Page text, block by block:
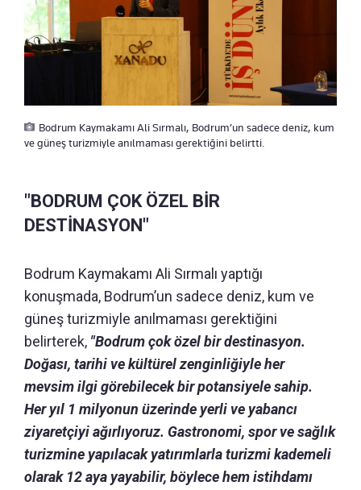
Bodrum Kaymakamı Ali Sırmalı, Bodrum’un sadece deniz, kum
ve güneş turizmiyle anılmaması gerektiğini belirtti.
"BODRUM ÇOK ÖZEL BİR
DESTİNASYON"
Bodrum Kaymakamı Ali Sırmalı yaptığı
konuşmada, Bodrum’un sadece deniz, kum ve
güneş turizmiyle anılmaması gerektiğini
belirterek, "Bodrum çok özel bir destinasyon.
Doğası, tarihi ve kültürel zenginliğiyle her
mevsim ilgi görebilecek bir potansiyele sahip.
Her yıl 1 milyonun üzerinde yerli ve yabancı
ziyaretçiyi ağırlıyoruz. Gastronomi, spor ve sağlık
turizmine yapılacak yatırımlarla turizmi kademeli
olarak 12 aya yayabilir, böylece hem istihdamı